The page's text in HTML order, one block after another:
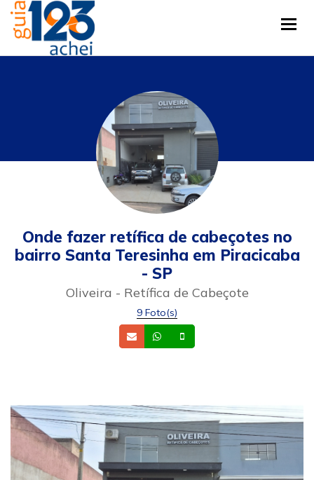
Onde fazer retífica de cabeçotes no
bairro Santa Teresinha em Piracicaba
- SP
Oliveira - Retífica de Cabeçote
9 Foto(s)
Email Whatsapp